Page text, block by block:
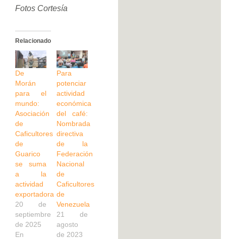
Fotos Cortesía
Relacionado
De
Morán
para el
mundo:
Asociación
de
Caficultores
de
Guarico
se suma
a la
actividad
exportadora
20 de
septiembre
de 2025
En
Para
potenciar
actividad
económica
del café:
Nombrada
directiva
de la
Federación
Nacional
de
Caficultores
de
Venezuela
21 de
agosto
de 2023